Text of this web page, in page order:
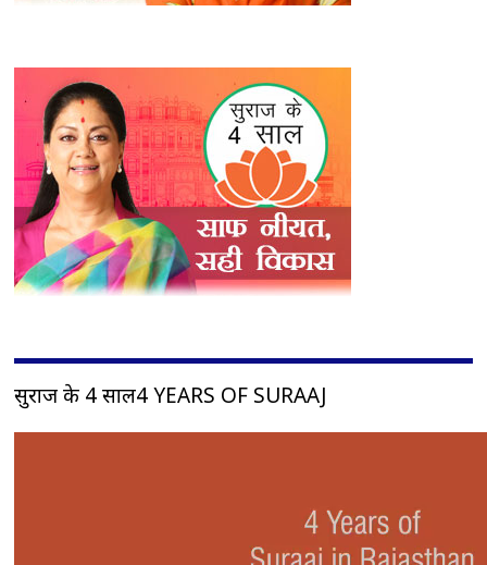
सुराज के 4 साल4 YEARS OF SURAAJ